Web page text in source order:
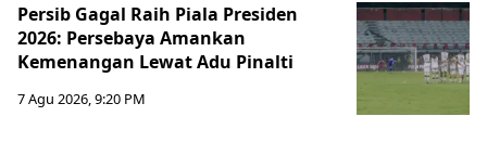
Persib Gagal Raih Piala Presiden
2026: Persebaya Amankan
Kemenangan Lewat Adu Pinalti
7 Agu 2026, 9:20 PM